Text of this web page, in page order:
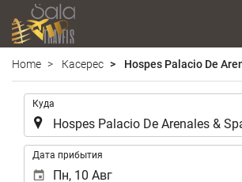
Home Касерес Hospes Palacio De
Куда
Дата прибытия